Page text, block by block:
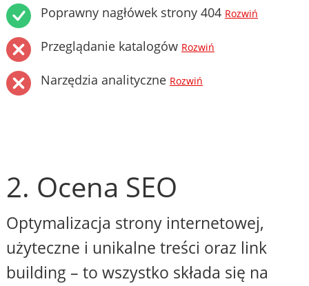
Poprawny nagłówek strony 404 Rozwiń
Przeglądanie katalogów Rozwiń
Narzędzia analityczne Rozwiń
2. Ocena SEO
Optymalizacja strony internetowej,
użyteczne i unikalne treści oraz link
building – to wszystko składa się na